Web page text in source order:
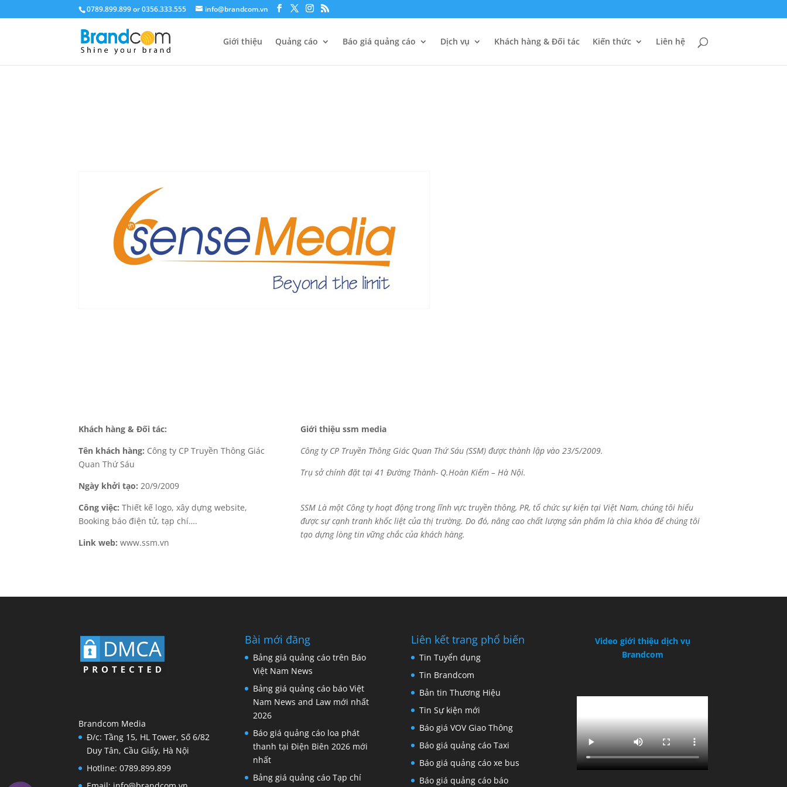
0789.899.899 or 0356.333.555 info@brandcom.vn
Giới thiệu Quảng cáo Báo giá quảng cáo Dịch vụ Khách hàng & Đối tác Kiến thức Liên hệ
Khách hàng & Đối tác:
Tên khách hàng: Công ty CP Truyền Thông Giác
Quan Thứ Sáu
Ngày khởi tạo: 20/9/2009
Công việc: Thiết kế logo, xây dựng website,
Booking báo điện tử, tạp chí….
Link web: www.ssm.vn
Giới thiệu ssm media
Công ty CP Truyền Thông Giác Quan Thứ Sáu (SSM)được thành lập vào 23/5/2009.
Trụ sở chính đặt tại 41 Đường Thành- Q.Hoàn Kiếm – Hà Nội.
SSM Là một Công ty hoạt động trong lĩnh vực truyền thông, PR, tổ chức sự kiện tại Việt Nam, chúng tôi hiểu
được sự cạnh tranh khốc liệt của thị trường. Do đó, nâng cao chất lượng sản phẩm là chìa khóa để chúng tôi
tạo dựng lòng tin vững chắc của khách hàng.
Brandcom Media
Đ/c: Tầng 15, HL Tower, Số 6/82
Duy Tân, Cầu Giấy, Hà Nội
Hotline: 0789.899.899
Bài mới đăng
Bảng giá quảng cáo trên Báo
Việt Nam News
Bảng giá quảng cáo báo Việt
Nam News and Law mới nhất
2026
Báo giá quảng cáo loa phát
thanh tại Điện Biên 2026 mới
nhất
Bảng giá quảng cáo Tạp chí
Liên kết trang phổ biến
Tin Tuyển dụng
Tin Brandcom
Bản tin Thương Hiệu
Tin Sự kiện mới
Báo giá VOV Giao Thông
Báo giá quảng cáo Taxi
Báo giá quảng cáo xe bus
Báo giá quảng cáo báo
Video giới thiệu dịch vụ
Brandcom